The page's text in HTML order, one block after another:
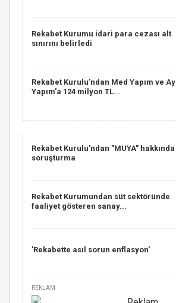
Rekabet Kurumu idari para cezası alt
sınırını belirledi
Rekabet Kurulu'ndan Med Yapım ve Ay
Yapım'a 124 milyon TL...
Rekabet Kurulu'ndan "MUYA" hakkında
soruşturma
Rekabet Kurumundan süt sektöründe
faaliyet gösteren sanay...
'Rekabette asıl sorun enflasyon'
REKLAM